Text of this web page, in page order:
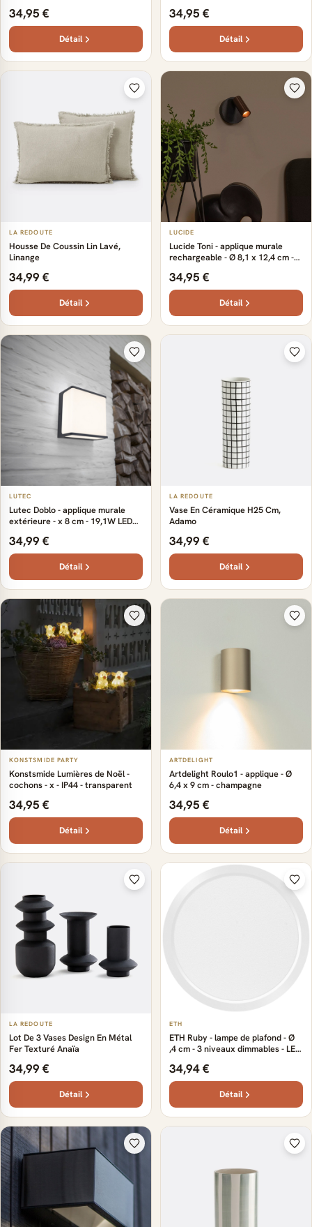
34,95 €
Détail
34,95 €
Détail
LA REDOUTE
Housse De Coussin Lin Lavé,
Linange
34,99 €
Détail
LUCIDE
Lucide Toni - applique murale
rechargeable - Ø 8,1 x 12,4 cm -
34,95 €
Détail
LUTEC
Lutec Doblo - applique murale
extérieure - x 8 cm - 19,1W LED
34,99 €
Détail
LA REDOUTE
Vase En Céramique H25 Cm,
Adamo
34,99 €
Détail
KONSTSMIDE PARTY
Konstsmide Lumières de Noël -
cochons - x - IP44 - transparent
34,95 €
Détail
ARTDELIGHT
Artdelight Roulo1 - applique - Ø
6,4 x 9 cm - champagne
34,95 €
Détail
LA REDOUTE
Lot De 3 Vases Design En Métal
Fer Texturé Anaïa
34,99 €
Détail
ETH
ETH Ruby - lampe de plafond - Ø
,4 cm - 3 niveaux dimmables - LED
34,94 €
Détail